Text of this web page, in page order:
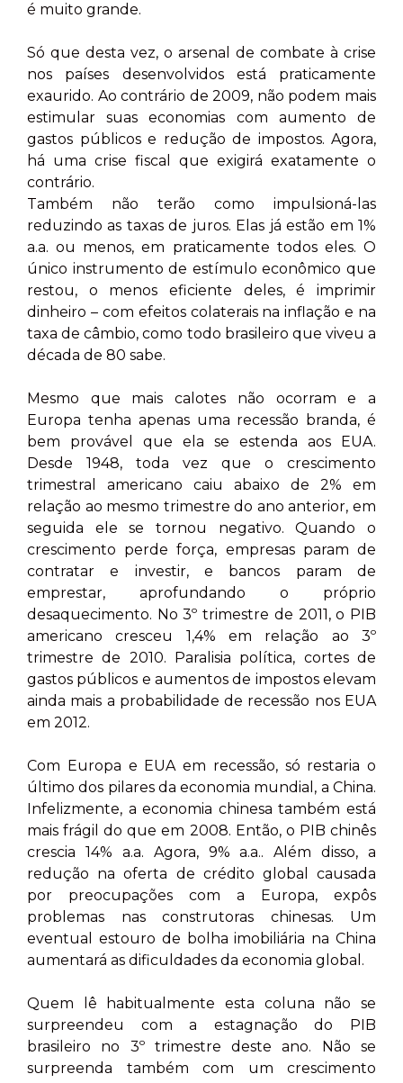
é muito grande.
Só que desta vez, o arsenal de combate à crise
nos países desenvolvidos está praticamente
exaurido. Ao contrário de 2009, não podem mais
estimular suas economias com aumento de
gastos públicos e redução de impostos. Agora,
há uma crise fiscal que exigirá exatamente o
contrário.
Também não terão como impulsioná-las
reduzindo as taxas de juros. Elas já estão em 1%
a.a. ou menos, em praticamente todos eles. O
único instrumento de estímulo econômico que
restou, o menos eficiente deles, é imprimir
dinheiro – com efeitos colaterais na inflação e na
taxa de câmbio, como todo brasileiro que viveu a
década de 80 sabe.
Mesmo que mais calotes não ocorram e a
Europa tenha apenas uma recessão branda, é
bem provável que ela se estenda aos EUA.
Desde 1948, toda vez que o crescimento
trimestral americano caiu abaixo de 2% em
relação ao mesmo trimestre do ano anterior, em
seguida ele se tornou negativo. Quando o
crescimento perde força, empresas param de
contratar e investir, e bancos param de
emprestar, aprofundando o próprio
desaquecimento. No 3º trimestre de 2011, o PIB
americano cresceu 1,4% em relação ao 3º
trimestre de 2010. Paralisia política, cortes de
gastos públicos e aumentos de impostos elevam
ainda mais a probabilidade de recessão nos EUA
em 2012.
Com Europa e EUA em recessão, só restaria o
último dos pilares da economia mundial, a China.
Infelizmente, a economia chinesa também está
mais frágil do que em 2008. Então, o PIB chinês
crescia 14% a.a. Agora, 9% a.a.. Além disso, a
redução na oferta de crédito global causada
por preocupações com a Europa, expôs
problemas nas construtoras chinesas. Um
eventual estouro de bolha imobiliária na China
aumentará as dificuldades da economia global.
Quem lê habitualmente esta coluna não se
surpreendeu com a estagnação do PIB
brasileiro no 3º trimestre deste ano. Não se
surpreenda também com um crescimento